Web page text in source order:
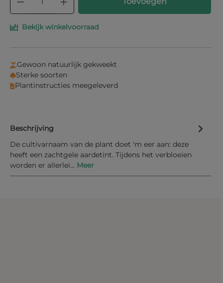
Bekijk winkelvoorraad
Gewoon natuurlijk gekweekt
Sterke soorten
Plantinstructies meegeleverd
Beschrijving
De cultivarnaam van de plant doet 'm eer aan: deze
heeft een zachtgele aardetint. Tijdens het verbloeien
worden er allerlei… Meer